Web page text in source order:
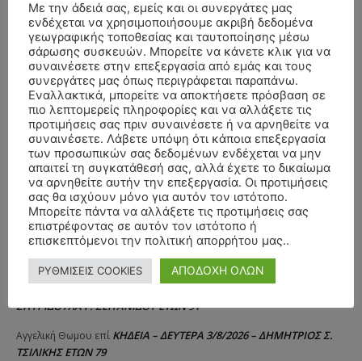
ΣΥΛΛΥΠΗΤΗΡΙΑ ΜΗΝΥΜΑΤΑ
ΣΠΥΡΙΔΟΥΛΑ Γ. ΣΕΪΤΑΝΙΔΟΥ ΕΤΩΝ 91
Αγγελική Θωμου επί ΚΗΔΕΙΑ – ΔΕΥΤΕΡΑ 3/8/2026 – ΔΗΜΗΤΡΙΟΣ Σ.
ΤΣΙΛΙΚΗΣ ΕΤΩΝ 79
Με την άδειά σας, εμείς και οι συνεργάτες μας
ενδέχεται να χρησιμοποιήσουμε ακριβή δεδομένα
γεωγραφικής τοποθεσίας και ταυτοποίησης μέσω
σάρωσης συσκευών. Μπορείτε να κάνετε κλικ για να
συναινέσετε στην επεξεργασία από εμάς και τους
συνεργάτες μας όπως περιγράφεται παραπάνω.
Εναλλακτικά, μπορείτε να αποκτήσετε πρόσβαση σε
πιο λεπτομερείς πληροφορίες και να αλλάξετε τις
προτιμήσεις σας πριν συναινέσετε ή να αρνηθείτε να
συναινέσετε. Λάβετε υπόψη ότι κάποια επεξεργασία
των προσωπικών σας δεδομένων ενδέχεται να μην
απαιτεί τη συγκατάθεσή σας, αλλά έχετε το δικαίωμα
να αρνηθείτε αυτήν την επεξεργασία. Οι προτιμήσεις
σας θα ισχύουν μόνο για αυτόν τον ιστότοπο.
Μπορείτε πάντα να αλλάξετε τις προτιμήσεις σας
επιστρέφοντας σε αυτόν τον ιστότοπο ή
επισκεπτόμενοι την πολιτική απορρήτου μας..
ΡΥΘΜΙΣΕΙΣ COOKIES ΑΠΟΔΟΧΗ ΟΛΩΝ